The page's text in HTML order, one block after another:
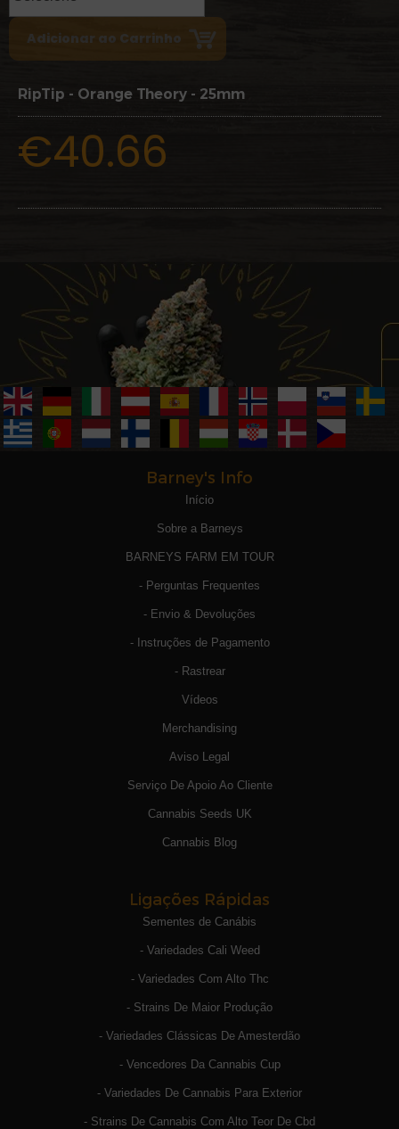
RipTip - Orange Theory - 25mm
€40.66
Barney's Info
Início
Sobre a Barneys
BARNEYS FARM EM TOUR
- Perguntas Frequentes
- Envio & Devoluções
- Instruções de Pagamento
- Rastrear
Vídeos
Merchandising
Aviso Legal
Serviço De Apoio Ao Cliente
Cannabis Seeds UK
Cannabis Blog
Ligações Rápidas
Sementes de Canábis
- Variedades Cali Weed
- Variedades Com Alto Thc
- Strains De Maior Produção
- Variedades Clássicas De Amesterdão
- Vencedores Da Cannabis Cup
- Variedades De Cannabis Para Exterior
- Strains De Cannabis Com Alto Teor De Cbd